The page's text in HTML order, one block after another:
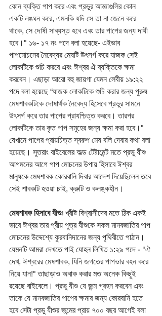
কোন ব্যক্তি পাপ করে এবং প্রভুর আজ্ঞাগুলির কোন
একটি লঙঘন করে, এমনকি যদি সে তা না জেনে করে
থাকে, সে দোষী সাব্যস্ত হবে এবং তার পাপের জন্য দাযী
হবে।" ১৬- ১৭ নং পদে বলা হয়েছে- এইভাব
পাপমোচনের নৈবেদ্যর মেষটি উৎসর্গ করে যাজক সেই
লোকটিকে শুচি করবে এবং ঈশ্বর ঐ ব্যক্তিকে ক্ষমা
করবেন। এছাড়া আরো বহু জায়গা যেমন লেবীয় ১৯:২২
পদে বলা হয়েছে “যাজক লোকটিকে শুচি করার জন্য পুরুষ
মেষশাবকটিকে দোষার্থক নৈবেদ্য হিসেবে প্রভুর সামনে
উৎসর্গ করে তার পাপের প্রাযশ্চিত্ত করবে। তারপর
লোকটিকে তার কৃত পাপ সমুহের জন্য ক্ষমা করা হবে।"
যেখানে পাপের প্রায়চিত্ত স্বরুপ মেষ বলি দেবার কথা বলা
হয়েছে । সুতরাং বাইবেলের অল্ড টেষ্টামেন্ট মতে প্রভু যীশু
আগমনের আগে পাপ মোচনের উপায় হিসাবে ঈশ্বর
মানুষকে মেষশাবক কোরবানি দিবার আদেশ দিয়েছিলেন তবে
সেই শাবকটি হওয়া চাই, ক্রুটি ও কলঙ্কহীন।
মেষশাবক হিসাবে যীশুঃ খ্রীষ্ট বিশ্বাসীদের মতে ঠিক একই
ভাবে ঈশ্বর তার প্রীয় পুত্র যীশুকে সকল মানবজাতির পাপ
মোচনের উদ্দেশ্যে কুরবানিদানের জন্য পৃথিবীতে পাঠান।
যেমনটি আমরা দেখতে পাই যোহন লিখিত ১:২৯ পদে - "ঐ
দেখ, ঈশ্বরের মেষশাবক, যিনি জগতের পাপভার বহন করে
নিয়ে যান!" তাছাড়াও অবাক করার মত অনেক কিছুই
রয়েছে বাইবেলে। প্রভু যীশু যে জন্ম গ্রহন করবেন এবং
তাকে যে মানবজাতির পাপের ক্ষমার জন্য কোরবানি হতে
হবে সেটা প্রভু যীশুর জন্মের প্রায় ৭০০ বছর আগেই বলা